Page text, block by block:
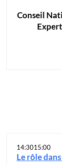
Conseil
14:3015:00
Le rôle